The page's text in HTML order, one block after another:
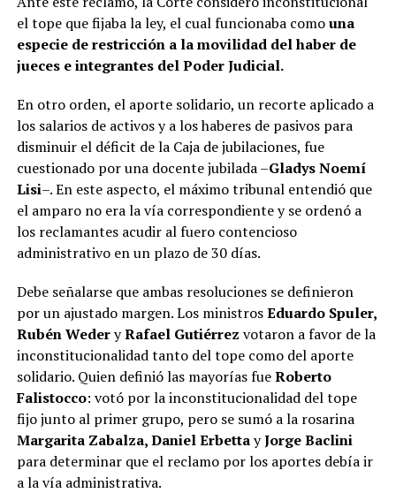
el tope que fijaba la ley, el cual funcionaba comouna
especie de restricción a la movilidad del haber de
jueces e integrantes del Poder Judicial.
En otro orden, el aporte solidario, un recorte aplicado a
los salarios de activos y a los haberes de pasivos para
disminuir el déficit de la Caja de jubilaciones, fue
cuestionado por una docente jubilada –Gladys Noemí
Lisi–. En este aspecto, el máximo tribunal entendió que
el amparo no era la vía correspondiente y se ordenó a
los reclamantes acudir al fuero contencioso
administrativo en un plazo de 30 días.
Debe señalarse que ambas resoluciones se definieron
por un ajustado margen. Los ministrosEduardo Spuler,
Rubén WederyRafael Gutiérrez votaron a favor de la
inconstitucionalidad tanto del tope como del aporte
solidario. Quien definió las mayorías fueRoberto
Falistocco: votó por la inconstitucionalidad del tope
fijo junto al primer grupo, pero se sumó a la rosarina
Margarita Zabalza, Daniel ErbettayJorge Baclini
para determinar que el reclamo por los aportes debía ir
a la vía administrativa.